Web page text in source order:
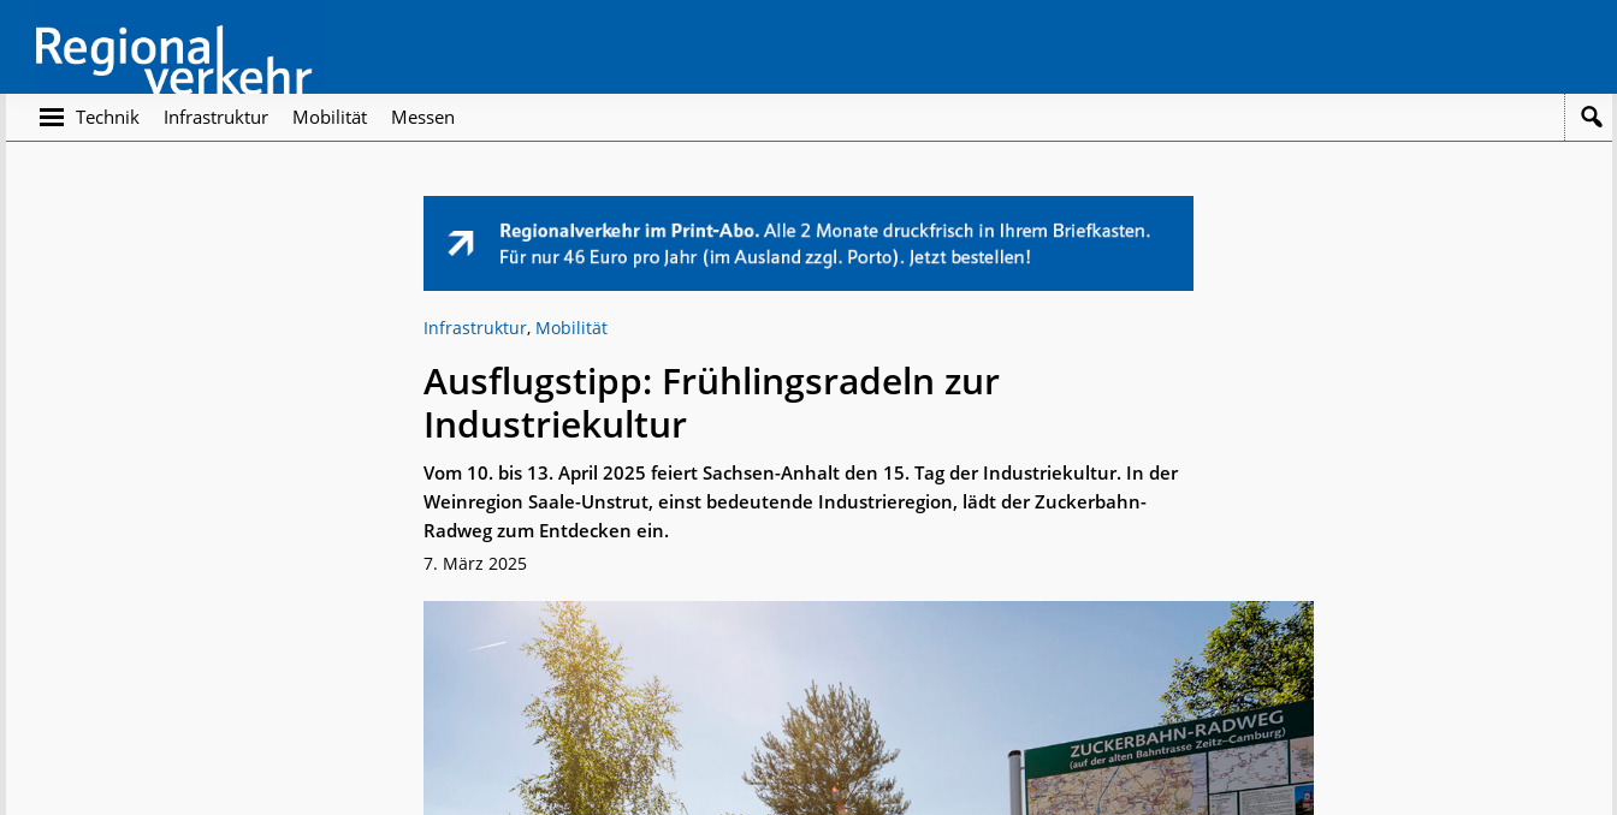
main
content
footer
Regionalverkehr
Die
Fachzeitschrift
Technik Infrastruktur Mobilität Messen
Infrastruktur, Mobilität
Ausflugstipp: Frühlingsradeln zur
Industriekultur
Vom 10. bis 13. April 2025 feiert Sachsen-Anhalt den 15. Tag der Industriekultur. In der
Weinregion Saale-Unstrut, einst bedeutende Industrieregion, lädt der Zuckerbahn-
Radweg zum Entdecken ein.
7. März 2025